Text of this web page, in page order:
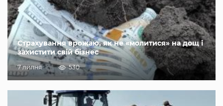
Страхування врожаю, як не «молитися» на дощ і
захистити свій бізнес
7 липня 530